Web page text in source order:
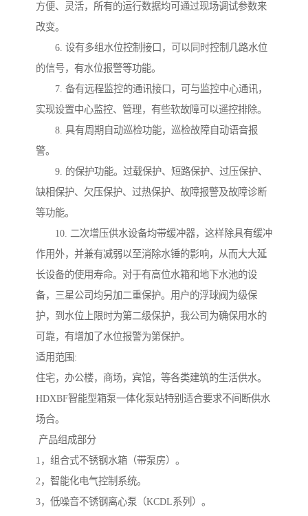
方便、灵活，所有的运行数据均可通过现场调试参数来
改变。
6. 设有多组水位控制接口，可以同时控制几路水位
的信号，有水位报警等功能。
7. 备有远程监控的通讯接口，可与监控中心通讯，
实现设置中心监控、管理，有些软故障可以遥控排除。
8. 具有周期自动巡检功能，巡检故障自动语音报
警。
9. 的保护功能。过载保护、短路保护、过压保护、
缺相保护、欠压保护、过热保护、故障报警及故障诊断
等功能。
10. 二次增压供水设备均带缓冲器，这样除具有缓冲
作用外，并兼有减弱以至消除水锤的影响，从而大大延
长设备的使用寿命。对于有高位水箱和地下水池的设
备，三星公司均另加二重保护。用户的浮球阀为级保
护，到水位上限时为第二级保护，我公司为确保用水的
可靠，有增加了水位报警为第保护。
适用范围:
住宅，办公楼，商场，宾馆，等各类建筑的生活供水。
HDXBF智能型箱泵一体化泵站特别适合要求不间断供水
场合。
产品组成部分
1，组合式不锈钢水箱（带泵房）。
2，智能化电气控制系统。
3，低噪音不锈钢离心泵（KCDL系列）。